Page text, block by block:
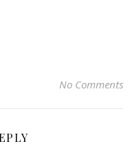
No Comments